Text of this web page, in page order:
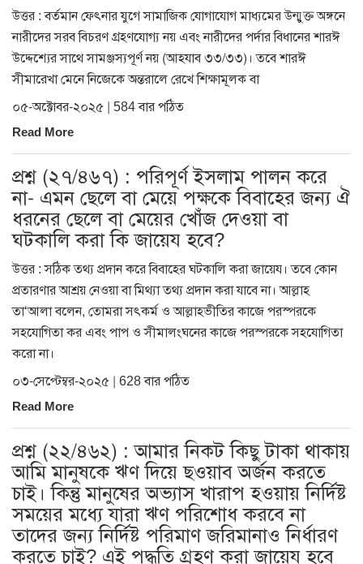
উত্তর : বর্তমান ফেৎনার যুগে সামাজিক যোগাযোগ মাধ্যমের উন্মুক্ত অঙ্গনে
নারীদের সরব বিচরণ গ্রহণযোগ্য নয় এবং নারীদের পর্দার বিধানের শারঈ
উদ্দেশ্যের সাথে সামঞ্জস্যপূর্ণ নয় (আহযাব ৩৩/৩৩)। তবে শারঈ
সীমারেখা মেনে নিজেকে অন্তরালে রেখে শিক্ষামূলক বা
০৫-অক্টোবর-২০২৫ | 584 বার পঠিত
Read More
প্রশ্ন (২৭/৪৬৭) : পরিপূর্ণ ইসলাম পালন করে
না- এমন ছেলে বা মেয়ে পক্ষকে বিবাহের জন্য ঐ
ধরনের ছেলে বা মেয়ের খোঁজ দেওয়া বা
ঘটকালি করা কি জায়েয হবে?
উত্তর : সঠিক তথ্য প্রদান করে বিবাহের ঘটকালি করা জায়েয। তবে কোন
প্রতারণার আশ্রয় নেওয়া বা মিথ্যা তথ্য প্রদান করা যাবে না। আল্লাহ
তা‘আলা বলেন, তোমরা সৎকর্ম ও আল্লাহভীতির কাজে পরস্পরকে
সহযোগিতা কর এবং পাপ ও সীমালংঘনের কাজে পরস্পরকে সহযোগিতা
করো না।
০৩-সেপ্টেম্বর-২০২৫ | 628 বার পঠিত
Read More
প্রশ্ন (২২/৪৬২) : আমার নিকট কিছু টাকা থাকায়
আমি মানুষকে ঋণ দিয়ে ছওয়াব অর্জন করতে
চাই। কিন্তু মানুষের অভ্যাস খারাপ হওয়ায় নির্দিষ্ট
সময়ের মধ্যে যারা ঋণ পরিশোধ করবে না
তাদের জন্য নির্দিষ্ট পরিমাণ জরিমানাও নির্ধারণ
করতে চাই? এই পদ্ধতি গ্রহণ করা জায়েয হবে